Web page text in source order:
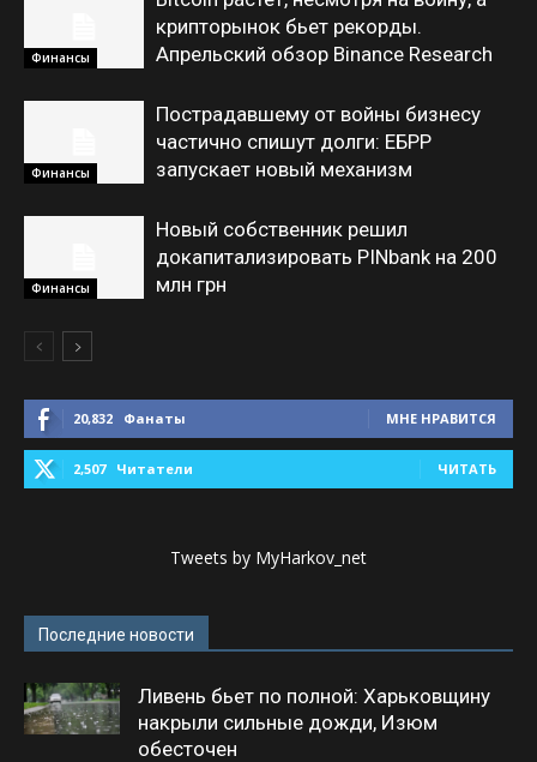
Финансы
крипторынок бьет рекорды.
Апрельский обзор Binance Research
Финансы
Пострадавшему от войны бизнесу
частично спишут долги: ЕБРР
запускает новый механизм
Финансы
Новый собственник решил
докапитализировать PINbank на 200
млн грн
20,832 Фанаты МНЕ НРАВИТСЯ
2,507 Читатели ЧИТАТЬ
Tweets by MyHarkov_net
Последние новости
Ливень бьет по полной: Харьковщину
накрыли сильные дожди, Изюм
обесточен